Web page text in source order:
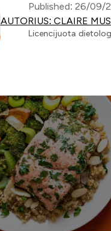
Published: 26/09/
AUTORIUS: CLAIRE
Licencijuota